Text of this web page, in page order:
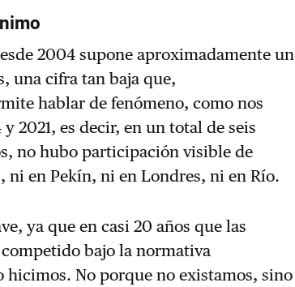
2004 supone aproximadamente un
una cifra tan baja que,
hablar de fenómeno, como nos
2021, es decir, en un total de seis
no hubo participación visible de
ni en Pekín, ni en Londres, ni en Río.
ya que en casi 20 años que las
bajo la normativa
No porque no existamos, sino